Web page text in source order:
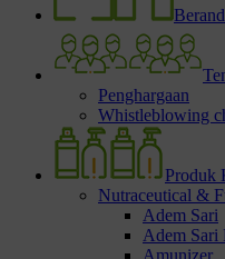
Penghargaan
Whistleblowing
Produk
Nutraceutical &
Adem Sari
Adem Sari
Amunizer